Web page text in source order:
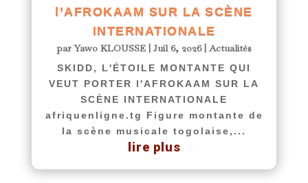
l’AFROKAAM SUR LA SCÈNE
INTERNATIONALE
parYawo KLOUSSE| Juil 6, 2026|Actualités
SKIDD, L'ÉTOILE MONTANTE QUI
VEUT PORTER l'AFROKAAM SUR LA
SCÈNE INTERNATIONALE
afriquenligne.tg Figure montante de
la scène musicale togolaise,...
lire plus